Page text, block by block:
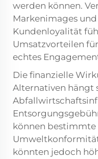
werden können.
Markenimages
Kundenloyalität
Umsatzvorteilen
echtes
Die finanzielle
Alternativen hängt
können bestimmte
könnten jedoch